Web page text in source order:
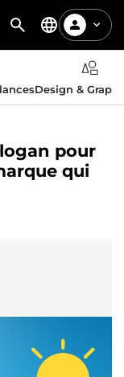
Design &
pour
qui